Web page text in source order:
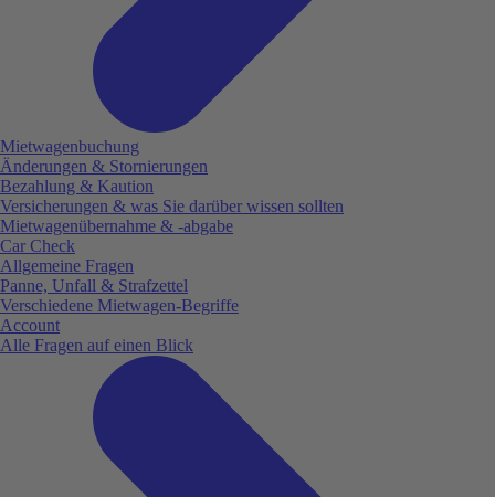
Mietwagenbuchung
Änderungen & Stornierungen
Bezahlung & Kaution
Versicherungen & was Sie darüber wissen sollten
Mietwagenübernahme & -abgabe
Car Check
Allgemeine Fragen
Panne, Unfall & Strafzettel
Verschiedene Mietwagen-Begriffe
Account
Alle Fragen auf einen Blick